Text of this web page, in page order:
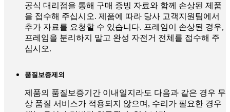
공식 대리점을 통해 구매 증빙 자료와 함께 손상된 제품
을 접수해 주십시오. 제품에 따라 당사 고객지원팀에서
추가 자료를 요청할 수 있습니다. 프레임이 손상된 경우,
프레임을 분리하지 말고 완성 자전거 전체를 접수해 주
십시오.
품질보증제외
제품의 품질보증기간 이내일지라도 다음과 같은 경우 무
상 품질 서비스가 적용되지 않으며, 수리가 필요한 경우